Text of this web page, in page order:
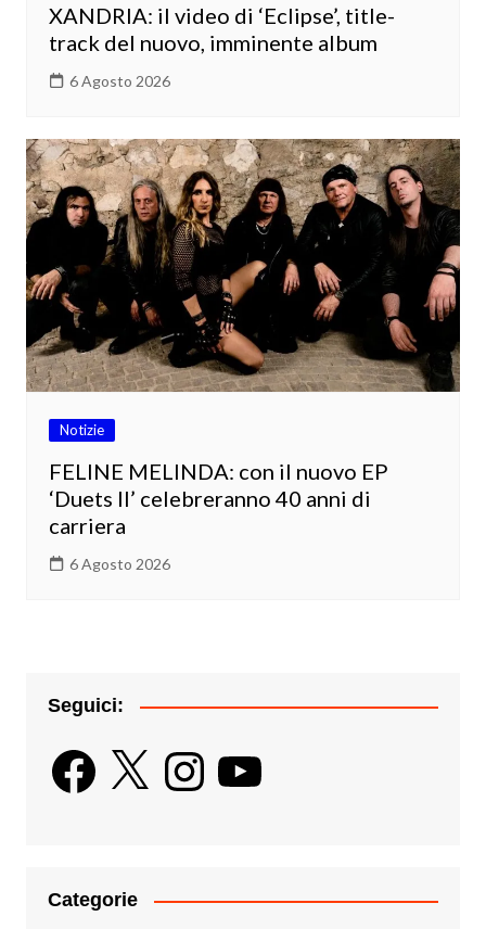
XANDRIA: il video di ‘Eclipse’, title-
track del nuovo, imminente album
6 Agosto 2026
Notizie
FELINE MELINDA: con il nuovo EP
‘Duets II’ celebreranno 40 anni di
carriera
6 Agosto 2026
Seguici:
Facebook
X InstagramYouTube
Categorie